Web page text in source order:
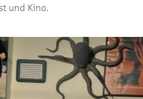
und Kino.